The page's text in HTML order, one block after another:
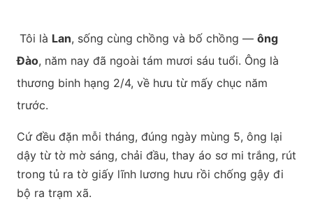
Tôi là Lan, sống cùng chồng và bố chồng — ông
Đào, năm nay đã ngoài tám mươi sáu tuổi. Ông là
thương binh hạng 2/4, về hưu từ mấy chục năm
trước.
Cứ đều đặn mỗi tháng, đúng ngày mùng 5, ông lại
dậy từ tờ mờ sáng, chải đầu, thay áo sơ mi trắng, rút
trong tủ ra tờ giấy lĩnh lương hưu rồi chống gậy đi
bộ ra trạm xã.